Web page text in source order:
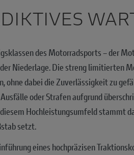
des Motorradsports – der
Niederlage. Die streng limitierten
ohne dabei die Zuverlässigkeit zu
oder Strafen aufgrund
Hochleistungsumfeld stammt
setzt.
eines hochpräzisen